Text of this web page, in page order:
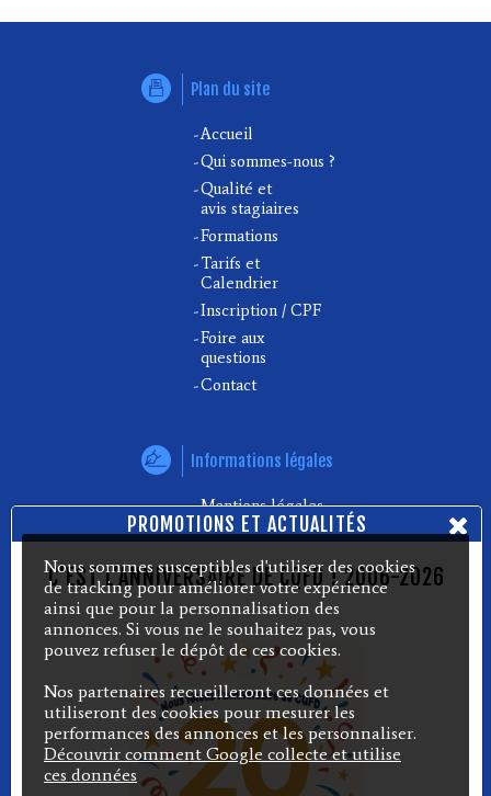
Nous sommes susceptibles d'utiliser des cookies
de tracking pour améliorer votre expérience
ainsi que pour la personnalisation des
annonces. Si vous ne le souhaitez pas, vous
pouvez refuser le dépôt de ces cookies.
Nos partenaires recueilleront ces données et
utiliseront des cookies pour mesurer les
performances des annonces et les personnaliser.
Découvrir comment Google collecte et utilise
ces données
PROMOTIONS ET ACTUALITÉS
C'EST L'ANNIVERSAIRE DE CQFD ! 2006-2026
Plan du site
Accueil
Qui sommes-nous ?
Qualité et
avis stagiaires
Formations
Tarifs et
Calendrier
Inscription / CPF
Foire aux
questions
Contact
Informations légales
Mentions légales
C.G.V.
Règlement intérieur
Politique des cookies
Partenaires
Vous recherchez un
emploi : JOOBLE
Emploi
Management :